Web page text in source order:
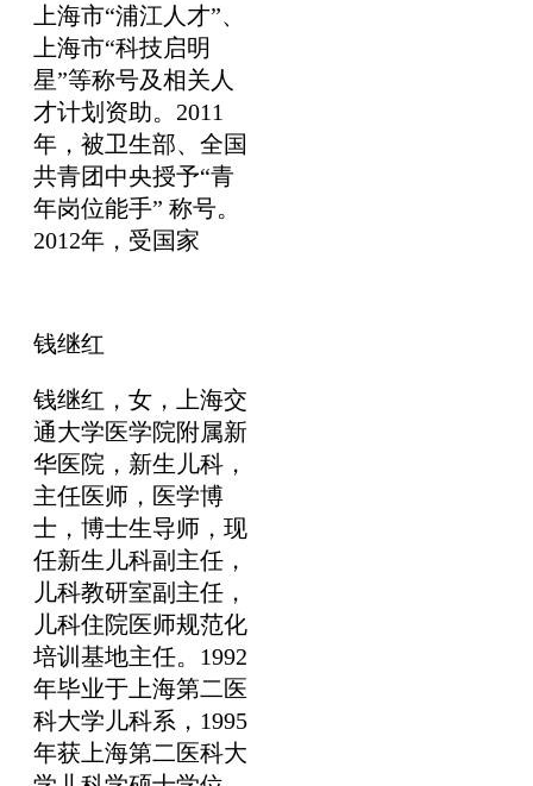
上海市“浦江人才”、
上海市“科技启明
星”等称号及相关人
才计划资助。2011
年，被卫生部、全国
共青团中央授予“青
年岗位能手” 称号。
2012年，受国家
钱继红
钱继红，女，上海交
通大学医学院附属新
华医院，新生儿科，
主任医师，医学博
士，博士生导师，现
任新生儿科副主任，
儿科教研室副主任，
儿科住院医师规范化
培训基地主任。1992
年毕业于上海第二医
科大学儿科系，1995
年获上海第二医科大